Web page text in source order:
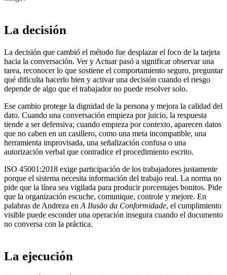
La decisión
La decisión que cambió el método fue desplazar el foco de la tarjeta
hacia la conversación. Ver y Actuar pasó a significar observar una
tarea, reconocer lo que sostiene el comportamiento seguro, preguntar
qué dificulta hacerlo bien y activar una decisión cuando el riesgo
depende de algo que el trabajador no puede resolver solo.
Ese cambio protege la dignidad de la persona y mejora la calidad del
dato. Cuando una conversación empieza por juicio, la respuesta
tiende a ser defensiva; cuando empieza por contexto, aparecen datos
que no caben en un casillero, como una meta incompatible, una
herramienta improvisada, una señalización confusa o una
autorización verbal que contradice el procedimiento escrito.
ISO 45001:2018 exige participación de los trabajadores justamente
porque el sistema necesita información del trabajo real. La norma no
pide que la línea sea vigilada para producir porcentajes bonitos. Pide
que la organización escuche, comunique, controle y mejore. En
palabras de Andreza en A Ilusão da Conformidade, el cumplimiento
visible puede esconder una operación insegura cuando el documento
no conversa con la práctica.
La ejecución